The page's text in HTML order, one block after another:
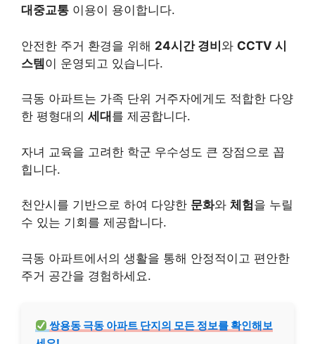
대중교통 이용이 용이합니다.
안전한 주거 환경을 위해 24시간 경비와 CCTV 시
스템이 운영되고 있습니다.
극동 아파트는 가족 단위 거주자에게도 적합한 다양
한 평형대의 세대 를 제공합니다.
자녀 교육을 고려한 학군 우수성도 큰 장점으로 꼽
힙니다.
천안시를 기반으로 하여 다양한 문화와 체험을 누릴
수 있는 기회를 제공합니다.
극동 아파트에서의 생활을 통해 안정적이고 편안한
주거 공간을 경험하세요.
쌍용동 극동 아파트 단지의 모든 정보를 확인해보